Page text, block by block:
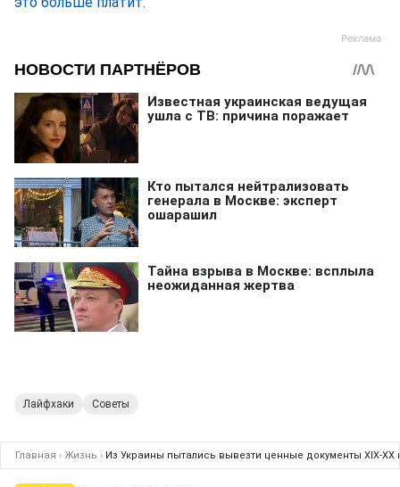
Лайфхаки Советы
Главная › Жизнь › Из Украины пытались вывезти ценные документы ХІХ-